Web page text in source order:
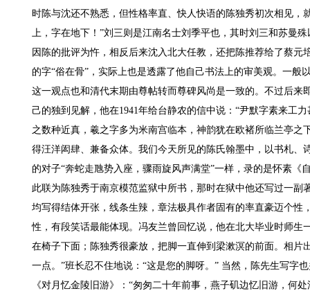
时陈与沈还不熟悉，但性格率直、快人快语的陈独秀初次相见
上，字在地下！”刘三则是江南名士刘季平也，其时刘三和苏曼
因陈的批评为忤，相反后来沈入北大任教，还把陈推荐给了蔡
的字“俗在骨”，实际上也是透露了他自己书法上的审美观。一
这一观点也和清代末期由尊帖转而尊碑风尚是一致的。不过后
己的独到见解，他在1941年给台静农的信中说：“尹默字素来工
之数种近真，羲之字多为米南宫临本，神韵犹在欧褚所临兰亭
得汪洋闳肆、兼备众体。我们今天所见的陈氏翰墨中，以书札
的对子“奔蛇走虺势入座，骤雨旋风声满堂”一样，录的是怀素
此联为陈独秀于南京模范监狱中所书，那时在狱中他还写过一
均写得结体开张，线条生辣，章法极具作者固有的率直豪迈个
性，有段笑话最能体现。冯友兰曾回忆说，他在北大毕业时师
在椅子下面；陈独秀很豪放，把脚一直伸到梁漱溟的前面。相
一点。”班长忍不住地说：“这是您的脚呀。” 当然，陈先生写字
《对月忆金陵旧游》：“匆匆二十年前事，燕子矶边忆旧游，何